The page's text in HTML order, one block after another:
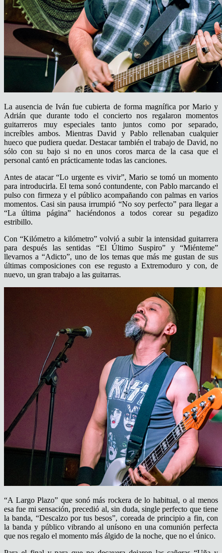
La ausencia de Iván fue cubierta de forma magnífica por Mario y
Adrián que durante todo el concierto nos regalaron momentos
guitarreros muy especiales tanto juntos como por separado,
increíbles ambos. Mientras David y Pablo rellenaban cualquier
hueco que pudiera quedar. Destacar también el trabajo de David, no
sólo con su bajo si no en unos coros marca de la casa que el
personal cantó en prácticamente todas las canciones.
Antes de atacar “Lo urgente es vivir”, Mario se tomó un momento
para introducirla. El tema sonó contundente, con Pablo marcando el
pulso con firmeza y el público acompañando con palmas en varios
momentos. Casi sin pausa irrumpió “No soy perfecto” para llegar a
“La última página” haciéndonos a todos corear su pegadizo
estribillo.
Con “Kilómetro a kilómetro” volvió a subir la intensidad guitarrera
para después las sentidas “El Último Suspiro” y “Miénteme”
llevarnos a “Adicto”, uno de los temas que más me gustan de sus
últimas composiciones con ese regusto a Extremoduro y con, de
nuevo, un gran trabajo a las guitarras.
“A Largo Plazo” que sonó más rockera de lo habitual, o al menos
esa fue mi sensación, precedió al, sin duda, single perfecto que tiene
la banda, “Descalzo por tus besos”, coreada de principio a fin, con
la banda y público vibrando al unísono en una comunión perfecta
que nos regalo el momento más álgido de la noche, que no el único.